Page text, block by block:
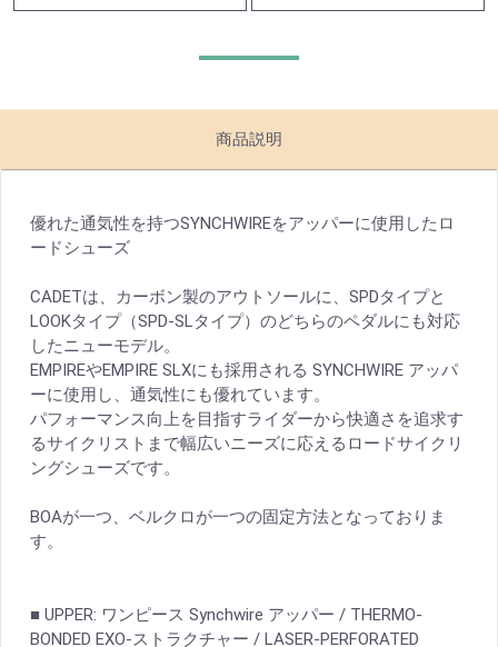
商品説明
優れた通気性を持つSYNCHWIREをアッパーに使用したロ
ードシューズ
CADETは、カーボン製のアウトソールに、SPDタイプと
LOOKタイプ（SPD-SLタイプ）のどちらのペダルにも対応
したニューモデル。
EMPIREやEMPIRE SLXにも採用される SYNCHWIRE アッパ
ーに使用し、通気性にも優れています。
パフォーマンス向上を目指すライダーから快適さを追求す
るサイクリストまで幅広いニーズに応えるロードサイクリ
ングシューズです。
BOAが一つ、ベルクロが一つの固定方法となっておりま
す。
■ UPPER: ワンピース Synchwire アッパー / THERMO-
BONDED EXO-ストラクチャー / LASER-PERFORATED